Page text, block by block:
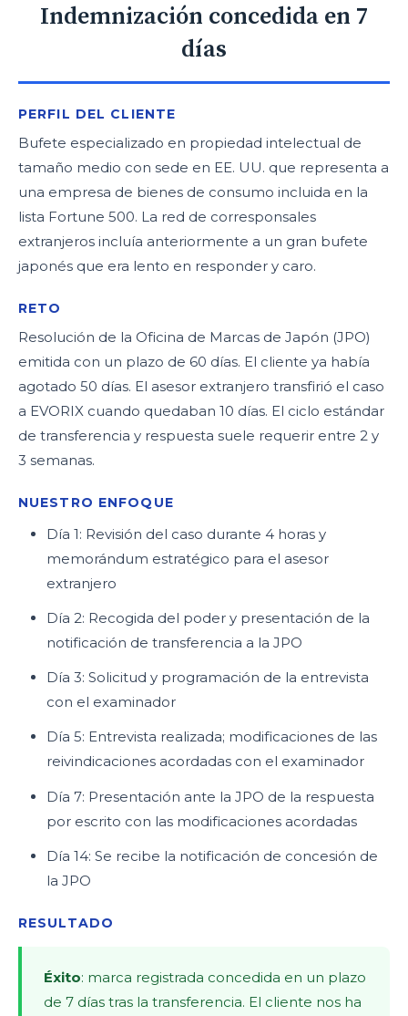
Indemnización concedida en 7
días
PERFIL DEL CLIENTE
Bufete especializado en propiedad intelectual de
tamaño medio con sede en EE. UU. que representa a
una empresa de bienes de consumo incluida en la
lista Fortune 500. La red de corresponsales
extranjeros incluía anteriormente a un gran bufete
japonés que era lento en responder y caro.
RETO
Resolución de la Oficina de Marcas de Japón (JPO)
emitida con un plazo de 60 días. El cliente ya había
agotado 50 días. El asesor extranjero transfirió el caso
a EVORIX cuando quedaban 10 días. El ciclo estándar
de transferencia y respuesta suele requerir entre 2 y
3 semanas.
NUESTRO ENFOQUE
Día 1: Revisión del caso durante 4 horas y
memorándum estratégico para el asesor
extranjero
Día 2: Recogida del poder y presentación de la
notificación de transferencia a la JPO
Día 3: Solicitud y programación de la entrevista
con el examinador
Día 5: Entrevista realizada; modificaciones de las
reivindicaciones acordadas con el examinador
Día 7: Presentación ante la JPO de la respuesta
por escrito con las modificaciones acordadas
Día 14: Se recibe la notificación de concesión de
la JPO
RESULTADO
Éxito: marca registrada concedida en un plazo
de 7 días tras la transferencia. El cliente nos ha